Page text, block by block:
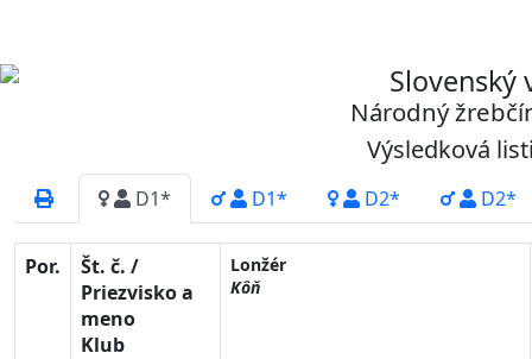
Slovenský
Národný
Výsledková
D1* D1* D2* D2*
Por.
Št. č. /
Priezvisko a
meno
Klub
Lonžér
Kôň